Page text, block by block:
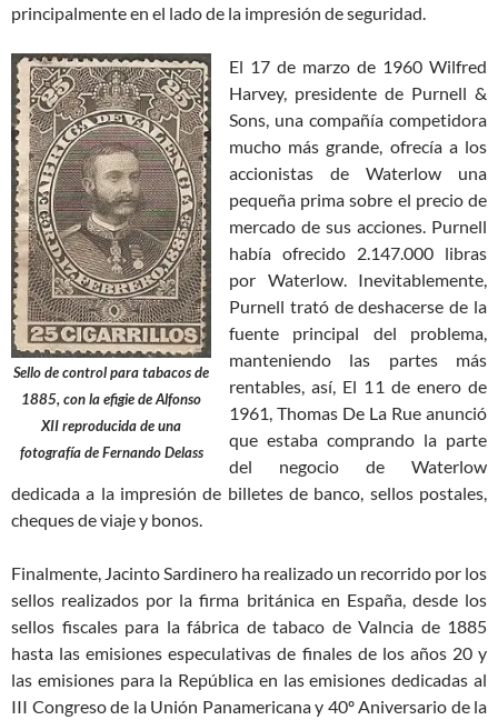
principalmente en el lado de la impresión de seguridad.
Sello de control para tabacos de
1885, con la efigie de Alfonso
XII reproducida de una
fotografía de Fernando Delass
El 17 de marzo de 1960 Wilfred
Harvey, presidente de Purnell &
Sons, una compañía competidora
mucho más grande, ofrecía a los
accionistas de Waterlow una
pequeña prima sobre el precio de
mercado de sus acciones. Purnell
había ofrecido 2.147.000 libras
por Waterlow. Inevitablemente,
Purnell trató de deshacerse de la
fuente principal del problema,
manteniendo las partes más
rentables, así, El 11 de enero de
1961, Thomas De La Rue anunció
que estaba comprando la parte
del negocio de Waterlow
dedicada a la impresión de billetes de banco, sellos postales,
cheques de viaje y bonos.
Finalmente, Jacinto Sardinero ha realizado un recorrido por los
sellos realizados por la firma británica en España, desde los
sellos fiscales para la fábrica de tabaco de Valncia de 1885
hasta las emisiones especulativas de finales de los años 20 y
las emisiones para la República en las emisiones dedicadas al
III Congreso de la Unión Panamericana y 40º Aniversario de la